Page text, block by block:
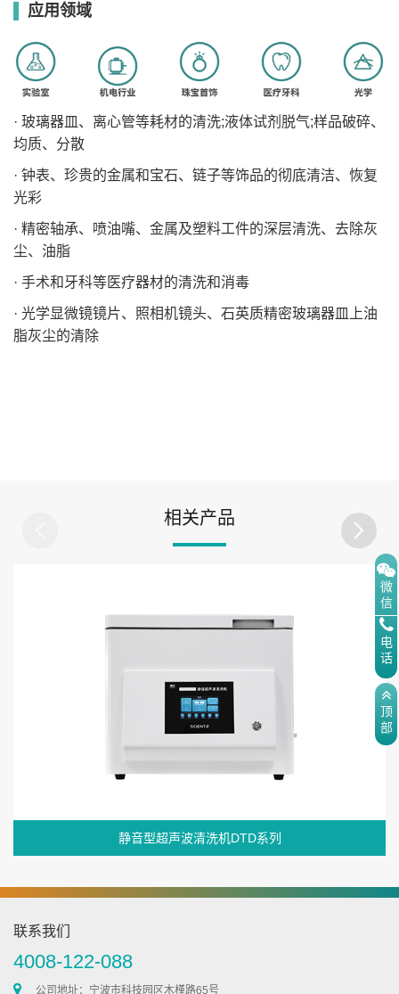
应用领域
· 玻璃器皿、离心管等耗材的清洗;液体试剂脱气;样品破碎、
均质、分散
· 钟表、珍贵的金属和宝石、链子等饰品的彻底清洁、恢复
光彩
· 精密轴承、喷油嘴、金属及塑料工件的深层清洗、去除灰
尘、油脂
· 手术和牙科等医疗器材的清洗和消毒
· 光学显微镜镜片、照相机镜头、石英质精密玻璃器皿上油
脂灰尘的清除
相关产品
静音型超声波清洗机DTD系列
联系我们
4008-122-088
公司地址：宁波市科技园区木槿路65号
微
信
电
话
顶
部